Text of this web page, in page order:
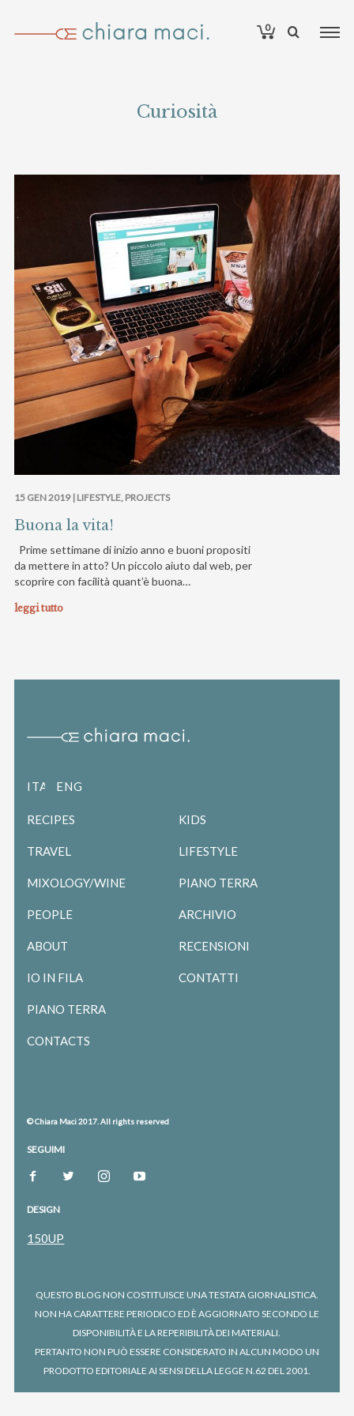
0
Curiosità
15 GEN 2019 | LIFESTYLE, PROJECTS
Buona la vita!
Prime settimane di inizio anno e buoni propositi
da mettere in atto? Un piccolo aiuto dal web, per
scoprire con facilità quant’è buona…
leggi tutto
ITALIANOENGLISH
RECIPES
TRAVEL
MIXOLOGY/WINE
PEOPLE
ABOUT
IO IN FILA
PIANO TERRA
CONTACTS
KIDS
LIFESTYLE
PIANO TERRA
ARCHIVIO
RECENSIONI
CONTATTI
© Chiara Maci 2017. All rights reserved
SEGUIMI
DESIGN
150UP
QUESTO BLOG NON COSTITUISCE UNA TESTATA GIORNALISTICA.
NON HA CARATTERE PERIODICO ED È AGGIORNATO SECONDO LE
DISPONIBILITÀ E LA REPERIBILITÀ DEI MATERIALI.
PERTANTO NON PUÒ ESSERE CONSIDERATO IN ALCUN MODO UN
PRODOTTO EDITORIALE AI SENSI DELLA LEGGE N.62 DEL 2001.